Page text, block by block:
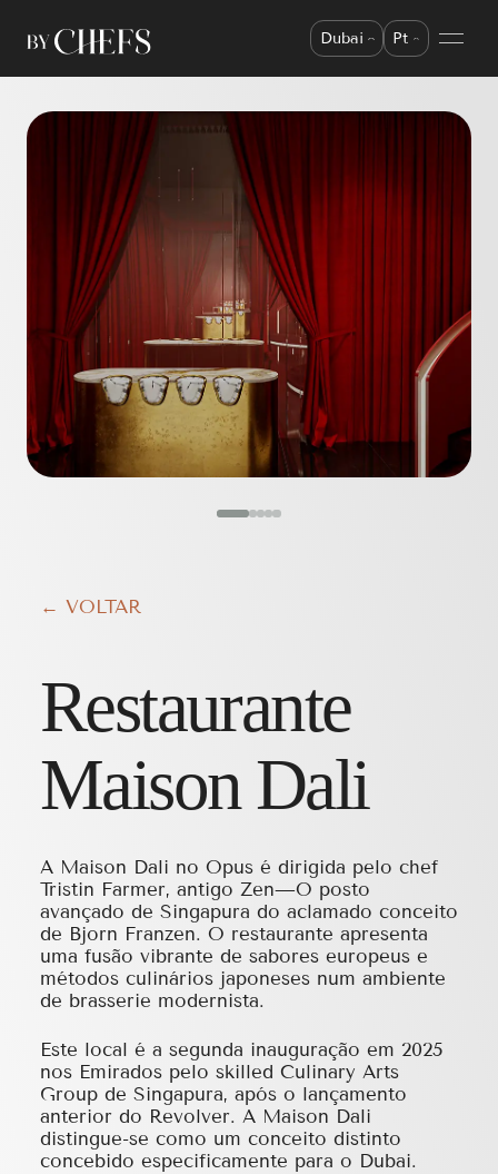
Dubai Pt
← VOLTAR
Restaurante
Maison Dali
A Maison Dali no Opus é dirigida pelo chef
Tristin Farmer, antigo Zen—O posto
avançado de Singapura do aclamado conceito
de Bjorn Franzen. O restaurante apresenta
uma fusão vibrante de sabores europeus e
métodos culinários japoneses num ambiente
de brasserie modernista.
Este local é a segunda inauguração em 2025
nos Emirados pelo skilled Culinary Arts
Group de Singapura, após o lançamento
anterior do Revolver. A Maison Dali
distingue-se como um conceito distinto
concebido especificamente para o Dubai.